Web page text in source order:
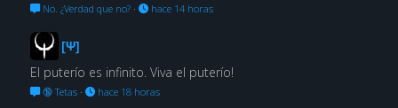
No. ¿Verdad que no?· hace 14 horas
[Ψ]
El puterío es infinito. Viva el puterío!
🔞 Tetas· hace 18 horas